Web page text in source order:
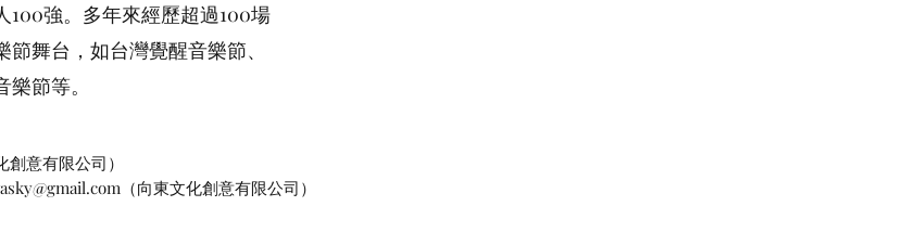
100強。多年來經歷超過100場
舞台，如台灣覺醒音樂節、
節等。
創意有限公司）
（向東文化創意有限公司）